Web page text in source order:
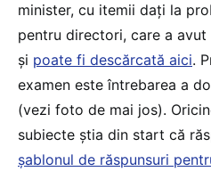
minister, cu itemii dați la
pentru directori, care a
și poate fi descărcată aici.
examen este întrebarea a
(vezi foto de mai jos).
subiecte știa din start că
șablonul de răspunsuri